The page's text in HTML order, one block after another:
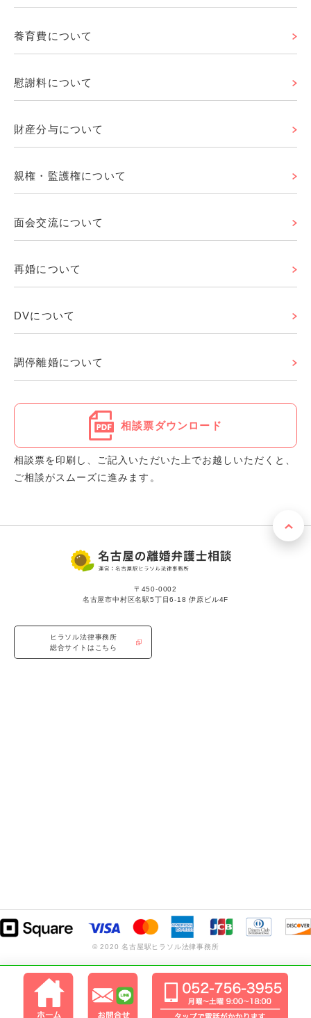
養育費について
慰謝料について
財産分与について
親権・監護権について
面会交流について
再婚について
DVについて
調停離婚について
相談票ダウンロード
相談票を印刷し、ご記入いただいた上でお越しいただくと、
ご相談がスムーズに進みます。
〒450-0002
名古屋市中村区名駅5丁目6-18 伊原ビル4F
ヒラソル法律事務所
総合サイトはこちら
© 2020 名古屋駅ヒラソル法律事務所